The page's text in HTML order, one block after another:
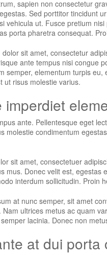
sapien non consectetur
Sed porttitor tincidunt
vehicula ut. Fusce pretium
porta pharetra consequat.
sit amet, consectetur
ante tempus nisi congue
semper, elementum turpis eu,
ut risus molestie varius.
imperdiet
ante. Pellentesque eget
molestie condimentum
sit amet, consectetuer
mus. Donec velit est,
interdum sollicitudin. Proin
at nunc semper, sit amet
Nam ultrices metus ac quam
lacinia. Donec non
at dui porta